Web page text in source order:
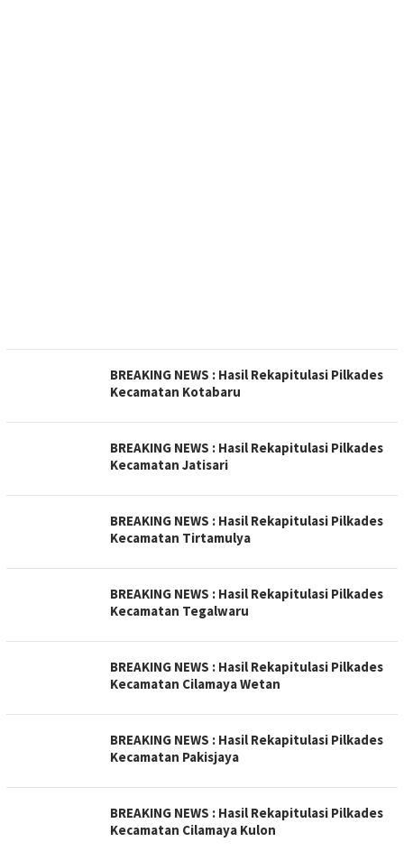
BREAKING NEWS : Hasil Rekapitulasi Pilkades
Kecamatan Kotabaru
BREAKING NEWS : Hasil Rekapitulasi Pilkades
Kecamatan Jatisari
BREAKING NEWS : Hasil Rekapitulasi Pilkades
Kecamatan Tirtamulya
BREAKING NEWS : Hasil Rekapitulasi Pilkades
Kecamatan Tegalwaru
BREAKING NEWS : Hasil Rekapitulasi Pilkades
Kecamatan Cilamaya Wetan
BREAKING NEWS : Hasil Rekapitulasi Pilkades
Kecamatan Pakisjaya
BREAKING NEWS : Hasil Rekapitulasi Pilkades
Kecamatan Cilamaya Kulon